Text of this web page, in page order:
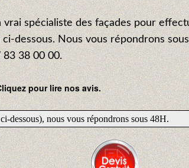
vrai spécialiste des façades pour
dessous. Nous vous répondrons
83 38 00 00.
pour lire nos avis.
dessous), nous vous répondrons sous 48H.